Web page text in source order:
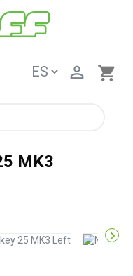
shopping_cart

MK3
